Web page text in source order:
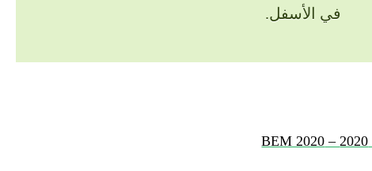
في الأسفل.